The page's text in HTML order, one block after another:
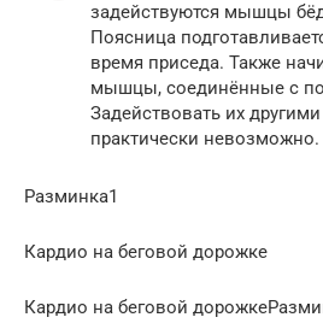
задействуются мышцы
Поясница
время приседа. Также
мышцы, соединённые с
Задействовать их
практически невозможно.
Разминка1
Кардио на беговой дорожке
Кардио на беговой